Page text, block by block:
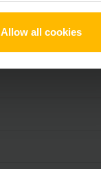
Allow all cookies